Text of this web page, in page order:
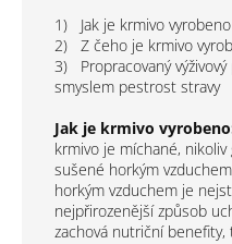
1) Jak je krmivo vyrobeno
2) Z čeho je krmivo
3) Propracovaný
smyslem pestrost stravy
Jak je krmivo
krmivo je míchané,
sušené horkým
horkým vzduchem je
nejpřirozenější způsob
zachová nutriční